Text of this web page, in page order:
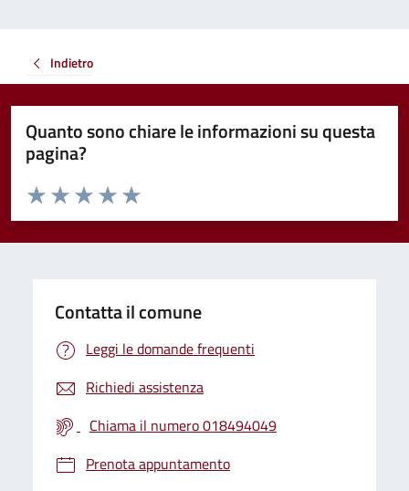
Indietro
Quanto sono chiare le informazioni su questa
pagina?
Valuta da 1 a 5 stelle la pagina
Valuta 5 stelle su 5
Valuta 4 stelle su 5
Valuta 3 stelle su 5
Valuta 2 stelle su 5
Valuta 1 stelle su 5
Contatta il comune
Leggi le domande frequenti
Richiedi assistenza
Chiama il numero 018494049
Prenota appuntamento